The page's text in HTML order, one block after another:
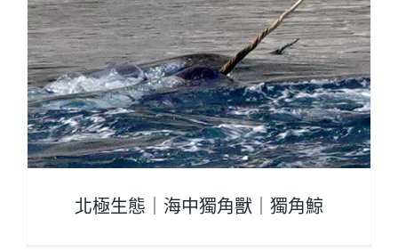
北極生態｜海中獨角獸｜獨角鯨